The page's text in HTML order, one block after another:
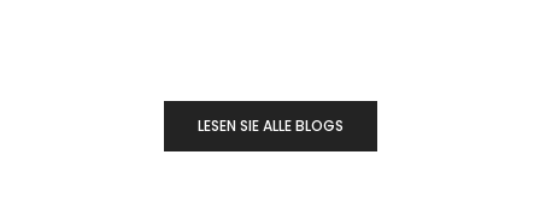
LESEN SIE ALLE BLOGS